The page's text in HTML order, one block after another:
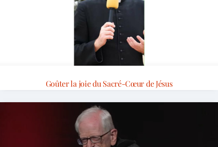
Goûter la joie du Sacré-Cœur de Jésus